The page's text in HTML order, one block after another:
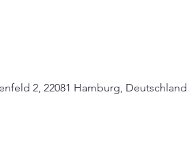
2, 22081 Hamburg, Deutschland